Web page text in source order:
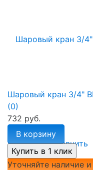
избранное сравнить
Шаровый кран 3/4"
(0)
732 руб.
В корзину
Уточняйте наличие